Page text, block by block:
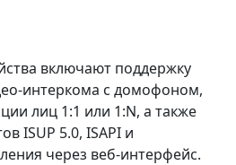
включают поддержку
интеркома с домофоном,
лиц 1:1 или 1:N, а также
ISUP 5.0, ISAPI и
через веб-интерфейс.